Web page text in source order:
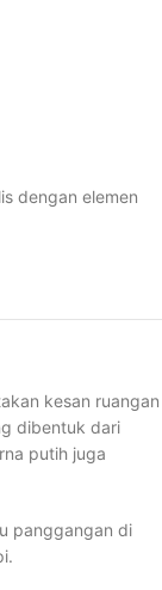
dengan elemen
kesan ruangan
dibentuk dari
putih juga
panggangan di